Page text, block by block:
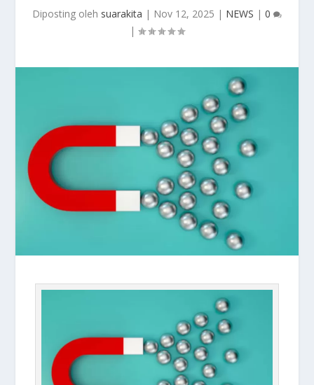
Diposting oleh suarakita | Nov 12, 2025 | NEWS | 0
|